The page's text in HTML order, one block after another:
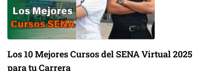
Los 10 Mejores Cursos del SENA Virtual 2025
para tu Carrera